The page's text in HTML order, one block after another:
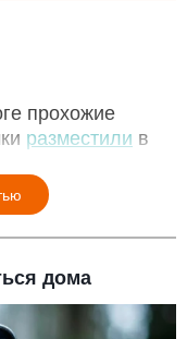
прохожие
разместили в
дома